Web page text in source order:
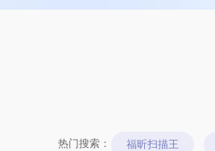
热门搜索： 福昕扫描王